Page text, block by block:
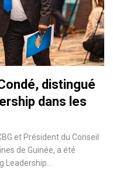
distingué
dans les
et Président du Conseil
de Guinée, a été
Leadership…